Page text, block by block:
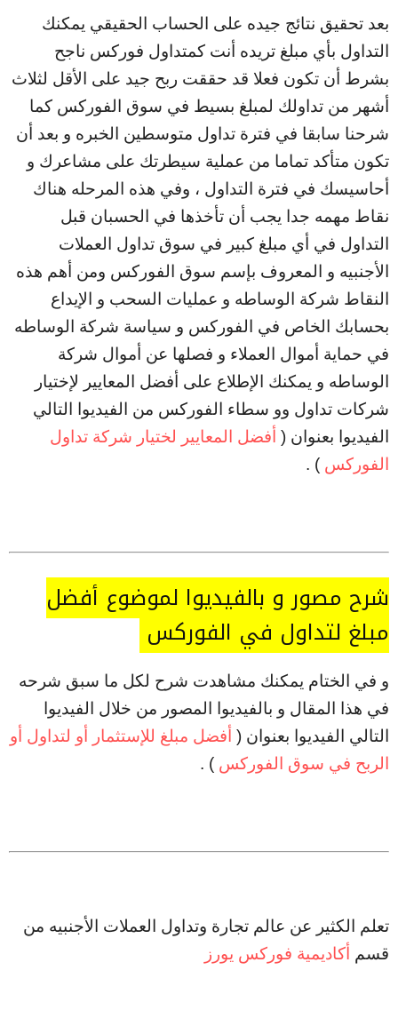
بعد تحقيق نتائج جيده على الحساب الحقيقي يمكنك
التداول بأي مبلغ تريده أنت كمتداول فوركس ناجح
بشرط أن تكون فعلا قد حققت ربح جيد على الأقل لثلاث
أشهر من تداولك لمبلغ بسيط في سوق الفوركس كما
شرحنا سابقا في فترة تداول متوسطين الخبره و بعد أن
تكون متأكد تماما من عملية سيطرتك على مشاعرك و
أحاسيسك في فترة التداول ، وفي هذه المرحله هناك
نقاط مهمه جدا يجب أن تأخذها في الحسبان قبل
التداول في أي مبلغ كبير في سوق تداول العملات
الأجنبيه و المعروف بإسم سوق الفوركس ومن أهم هذه
النقاط شركة الوساطه و عمليات السحب و الإيداع
بحسابك الخاص في الفوركس و سياسة شركة الوساطه
في حماية أموال العملاء و فصلها عن أموال شركة
الوساطه و يمكنك الإطلاع على أفضل المعايير لإختيار
شركات تداول وو سطاء الفوركس من الفيديوا التالي
الفيديوا بعنوان ( أفضل المعايير لختيار شركة تداول
الفوركس ) .
شرح مصور و بالفيديوا لموضوع أفضل
مبلغ لتداول في الفوركس
و في الختام يمكنك مشاهدت شرح لكل ما سبق شرحه
في هذا المقال و بالفيديوا المصور من خلال الفيديوا
التالي الفيديوا بعنوان ( أفضل مبلغ للإستثمار أو لتداول أو
الربح في سوق الفوركس ) .
تعلم الكثير عن عالم تجارة وتداول العملات الأجنبيه من
قسم أكاديمية فوركس يورز